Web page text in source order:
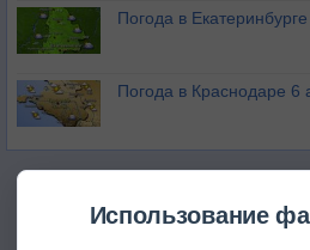
Погода в Екатеринбурге
Погода в Краснодаре 6
Использование